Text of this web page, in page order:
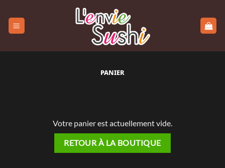
contenu
PANIER
Votre panier est actuellement vide.
RETOUR À LA BOUTIQUE